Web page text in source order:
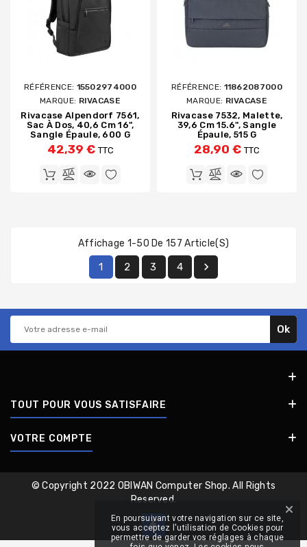
RÉFÉRENCE: 15502974000
MARQUE: RIVACASE
Rivacase Alpendorf 7561,
Sac À Dos, 40,6 Cm 16",
Sangle Épaule, 600 G
42,39 € TTC
RÉFÉRENCE: 11862087000
MARQUE: RIVACASE
Rivacase 7532, Malette,
39,6 Cm 15.6", Sangle
Épaule, 515 G
28,90 € TTC
Affichage 1-50 De 157 Article(s)
1 2 3 4 
TOUT POUR VOUS SATISFAIRE
VOTRE COMPTE
© Copyright 2022 OBIWAN Computer Shop. All Rights
Reserved.
En poursuivant votre navigation sur ce site,
vous acceptez l'utilisation de Cookies pour
permettre de garder vos réglages à chaque